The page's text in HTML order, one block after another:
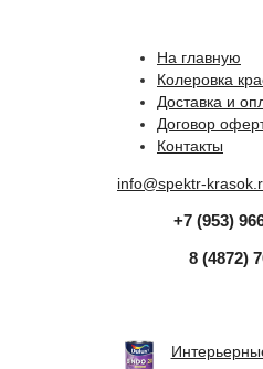
На главную
Колеровка
Доставка и
Договор
Контакты
info@spektr-
+7 (953)
8 (4872)